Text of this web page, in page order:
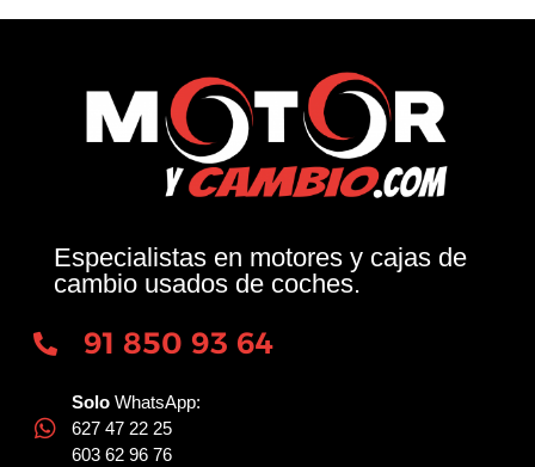
Especialistas en motores y cajas de
cambio usados de coches.
91 850 93 64
Solo WhatsApp:
627 47 22 25
603 62 96 76